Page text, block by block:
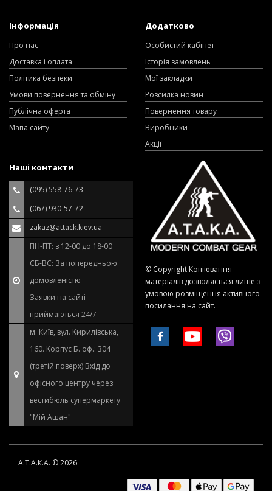
Інформація
Про нас
Доставка і оплата
Політика безпеки
Умови повернення та обміну
Публічна оферта
Мапа сайту
Додатково
Особистий кабінет
Історія замовлень
Мої закладки
Розсилка новин
Повернення товару
Виробники
Акції
Наші контакти
(095) 558-76-73
(067) 930-57-72
zakaz@attack.kiev.ua
ПН-ПТ: з 12-00 до 18-00
СБ-ВС: За попередньою
домовленістю
Заявки на сайті
приймаються 24/7
м. Київ, вул. Кирилівська,
160. Корпус Б. оф.: 304
(третій поверх) Вхід до
офісного центру через
вестибюль супермаркету
"Мій Ашан"
© Copyright Копіювання
матеріалів дозволяється лише з
умовою розміщення активного
посилання на сайт.
А.Т.А.К.А. © 2026